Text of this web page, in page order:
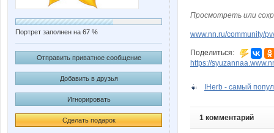
Портрет заполнен на 67 %
Отправить приватное сообщение
Добавить в друзья
Игнорировать
Сделать подарок
Просмотреть или
www.nn.ru/community/
Поделиться:
https://
IHerb - самый
1 комментарий